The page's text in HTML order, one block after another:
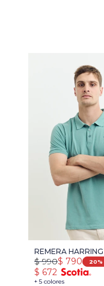
REMERA
VERDE
+ 5 colores
$ 790
$ 990 20
$ 672